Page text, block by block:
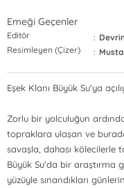
Emeği Geçenler
Editör :
Resimleyen (Çizer)
:
Eşek Klanı Büyük Su'ya
Zorlu bir yolculuğun
topraklara ulaşan ve
savaşla, dahası kölecilerle
Büyük Su'da bir araştırma
yüzüyle sınandıkları